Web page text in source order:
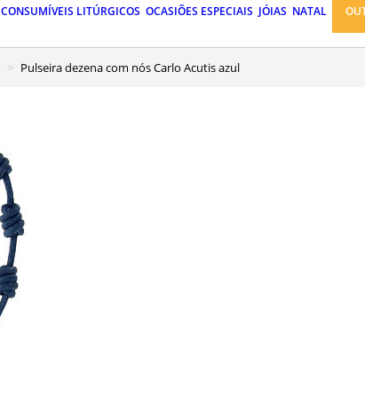
CONSUMÍVEIS LITÚRGICOS OCASIÕES ESPECIAIS JÓIAS NATAL
Pulseira dezena com nós Carlo Acutis azul